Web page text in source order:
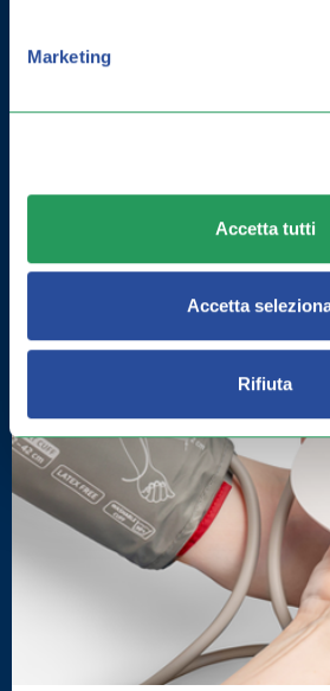
Marketing
Accetta tutti
Accetta
Rifiuta
COME MIGLIORARE LA